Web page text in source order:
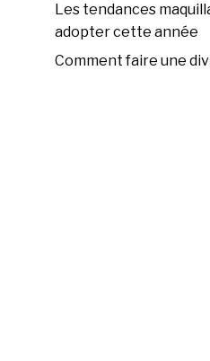
Les tendances
adopter cette année
Comment faire une